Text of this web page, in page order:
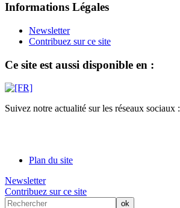
Informations Légales
Newsletter
Contribuez sur ce site
Ce site est aussi disponible en :
Suivez notre actualité sur les réseaux sociaux :
Plan du site
Newsletter
Contribuez sur ce site